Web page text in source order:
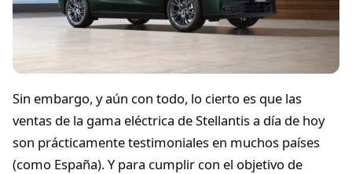
Sin embargo, y aún con todo, lo cierto es que las
ventas de la gama eléctrica de Stellantis a día de hoy
son prácticamente testimoniales en muchos países
(como España). Y para cumplir con el objetivo de